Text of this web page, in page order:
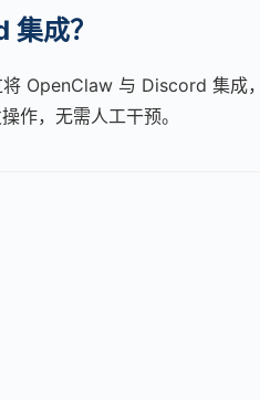
成？
OpenClaw 与 Discord 集成
作，无需人工干预。